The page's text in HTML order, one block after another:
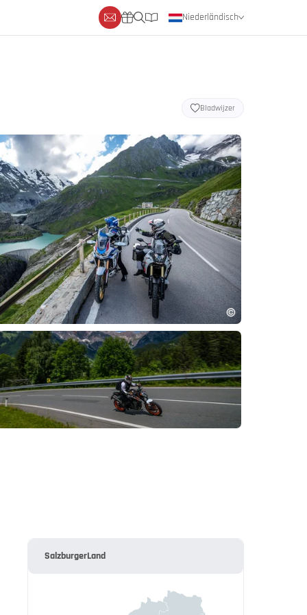
Niederländisch
Deutsch
Bladwijzer
SalzburgerLand